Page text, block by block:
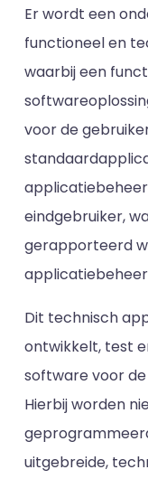
Er wordt een
functioneel en
waarbij een
voor de
eindgebruiker,
gerapporteerd
Dit technisch
ontwikkelt, test
software voor
Hierbij worden
uitgebreide,